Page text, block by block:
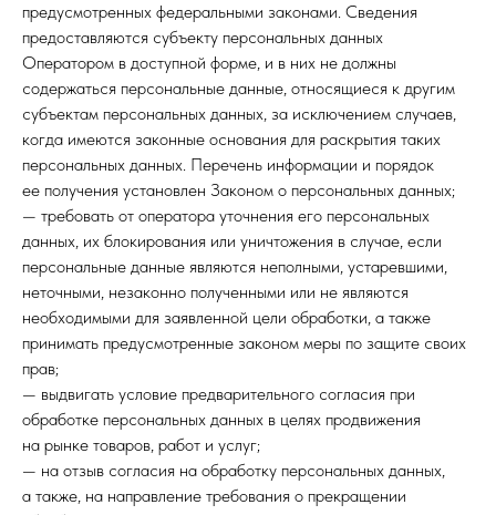
предусмотренных федеральными законами. Сведения
предоставляются субъекту персональных данных
Оператором в доступной форме, и в них не должны
содержаться персональные данные, относящиеся к другим
субъектам персональных данных, за исключением случаев,
когда имеются законные основания для раскрытия таких
персональных данных. Перечень информации и порядок
ее получения установлен Законом о персональных данных;
— требовать от оператора уточнения его персональных
данных, их блокирования или уничтожения в случае, если
персональные данные являются неполными, устаревшими,
неточными, незаконно полученными или не являются
необходимыми для заявленной цели обработки, а также
принимать предусмотренные законом меры по защите своих
прав;
— выдвигать условие предварительного согласия при
обработке персональных данных в целях продвижения
на рынке товаров, работ и услуг;
— на отзыв согласия на обработку персональных данных,
а также, на направление требования о прекращении